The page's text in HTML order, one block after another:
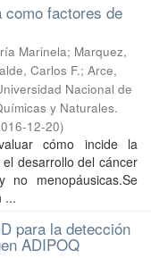
factores de
Marinela; Marquez,
Carlos F.; Arce,
Nacional de
y Naturales.
12-20)
cómo incide la
desarrollo del cáncer
no menopáusicas.Se
...
para la detección
ADIPOQ